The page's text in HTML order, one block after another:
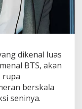
dikenal luas
BTS, akan
rupa
berskala
seninya.